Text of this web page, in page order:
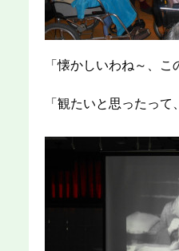
「懐かしいわね～、
「観たいと思ったっ